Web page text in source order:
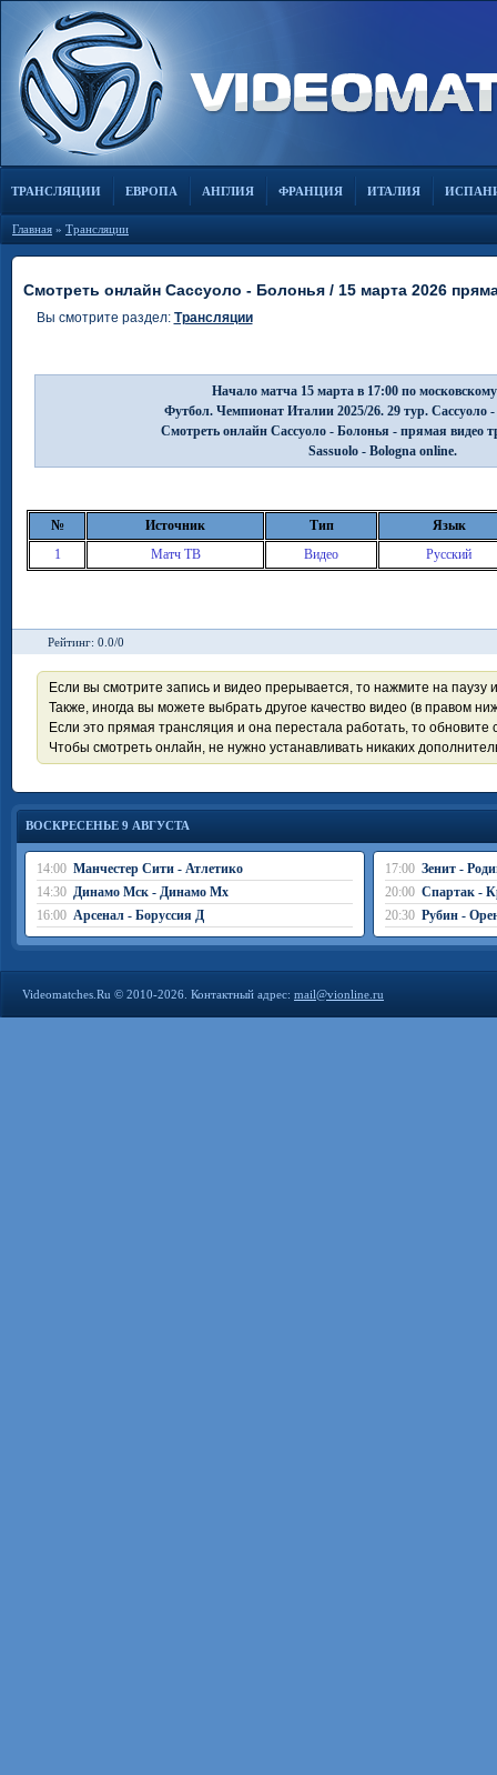
ТРАНСЛЯЦИИ ЕВРОПА АНГЛИЯ ФРАНЦИЯ ИТАЛИЯ
Главная » Трансляции
Смотреть онлайн Сассуоло - Болонья / 15 марта 2026
Вы смотрите раздел: Трансляции
Начало матча 15 марта в 17:00 по
Футбол. Чемпионат Италии 2025/26. 29 тур. Сассуоло
Смотреть онлайн Сассуоло - Болонья - прямая видео
Sassuolo - Bologna online.
№ Источник Тип
Язык
1
Матч ТВ Видео Русский
Рейтинг: 0.0/0
Если вы смотрите запись и видео прерывается, то нажмите на паузу
Также, иногда вы можете выбрать другое качество видео (в правом
Если это прямая трансляция и она перестала работать, то обновите
Чтобы смотреть онлайн, не нужно устанавливать никаких
ВОСКРЕСЕНЬЕ 9 АВГУСТА
14:00 Манчестер Сити - Атлетико
14:30 Динамо Мск - Динамо Мх
16:00 Арсенал - Боруссия Д
17:00 Зенит -
20:00 Спартак -
20:30 Рубин -
Videomatches.Ru © 2010-2026. Контактный адрес: mail@vionline.ru